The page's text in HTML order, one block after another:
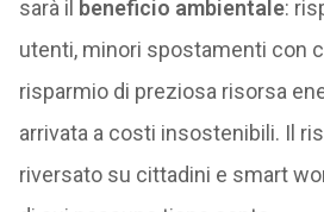
sarà il beneficio ambientale:
utenti, minori spostamenti con
risparmio di preziosa risorsa
arrivata a costi insostenibili. Il
riversato su cittadini e smart